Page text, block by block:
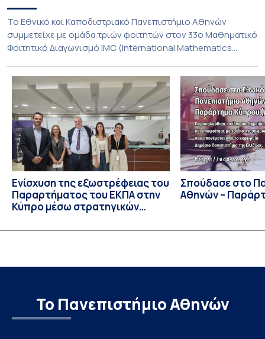
To Εθνικό και Καποδιστριακό Πανεπιστήμιο Αθηνών
συμμετείχε με ομάδα τριών φοιτητών στον 33ο Μαθηματικό
Φοιτητικό Διαγωνισμό IMC (International Mathematics
Ιουλίου στο Blagoevgrad της Βουλγαρίας. Σε αυτόν
συμμετείχαν 447 φοιτητές εκπροσωπώντας 135
πανεπιστήμια από 46 χώρες. Από την Ελλάδα, συμμετείχαν
επίσης το Εθνικό Μετσόβιο Πολυτεχνείο, το Αριστοτέλειο
Πανεπιστήμιο […]
Ενίσχυση της εξωστρέφειας του
Παραρτήματος του ΕΚΠΑ στην
Κύπρο μέσω στρατηγικών
Σπούδασε στο
Αθηνών –
Το Πανεπιστήμιο Αθηνών